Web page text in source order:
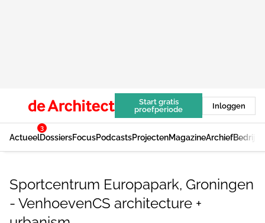
Start gratis
proefperiode
Inloggen
Actueel
3
DossiersFocusPodcastsProjectenMagazineArchief
Sportcentrum Europapark, Groningen
- VenhoevenCS architecture +